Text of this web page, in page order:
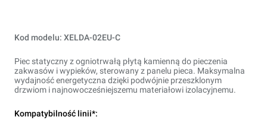
Kod modelu: XELDA-02EU-C
Piec statyczny z ogniotrwałą płytą kamienną do pieczenia
zakwasów i wypieków, sterowany z panelu pieca. Maksymalna
wydajność energetyczna dzięki podwójnie przeszklonym
drzwiom i najnowocześniejszemu materiałowi izolacyjnemu.
Kompatybilność linii*: